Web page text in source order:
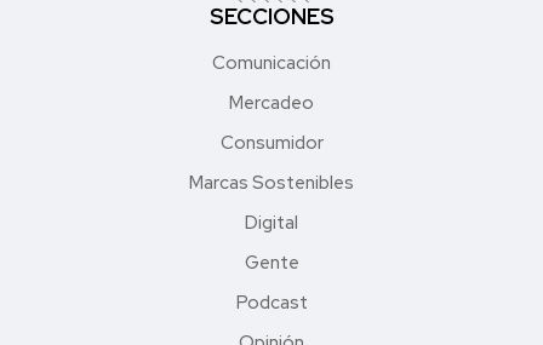
SECCIONES
Comunicación
Mercadeo
Consumidor
Marcas Sostenibles
Digital
Gente
Podcast